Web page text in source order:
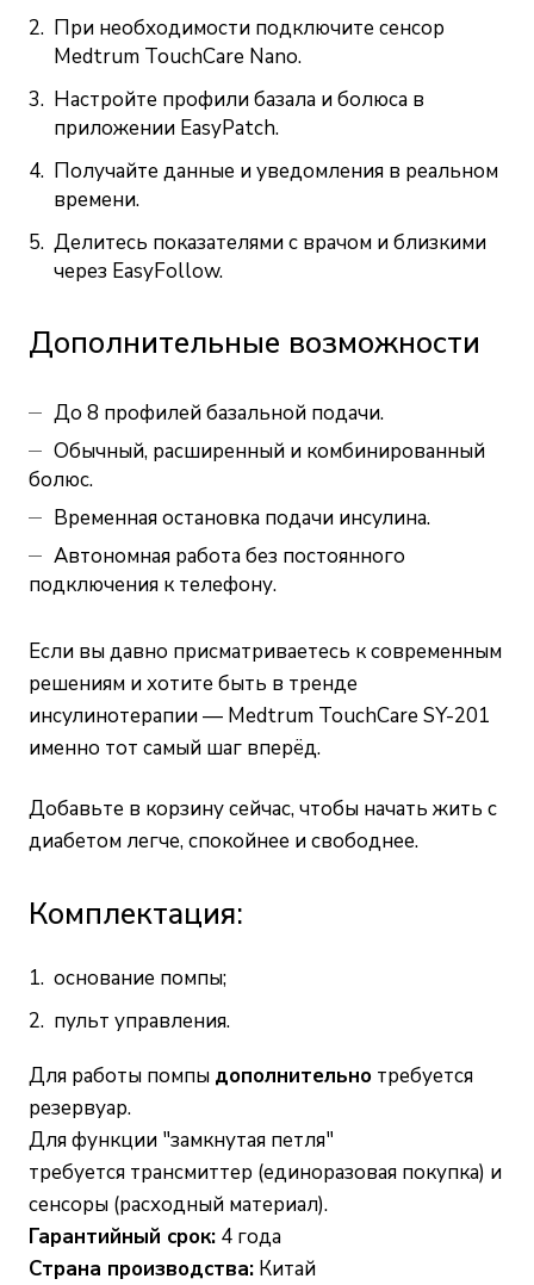
При необходимости подключите сенсор
Medtrum TouchCare Nano.
Настройте профили базала и болюса в
приложении EasyPatch.
Получайте данные и уведомления в реальном
времени.
Делитесь показателями с врачом и близкими
через EasyFollow.
Дополнительные возможности
До 8 профилей базальной подачи.
Обычный, расширенный и комбинированный
болюс.
Временная остановка подачи инсулина.
Автономная работа без постоянного
подключения к телефону.
Если вы давно присматриваетесь к современным
решениям и хотите быть в тренде
инсулинотерапии — Medtrum TouchCare SY-201
именно тот самый шаг вперёд.
Добавьте в корзину сейчас, чтобы начать жить с
диабетом легче, спокойнее и свободнее.
Комплектация:
основание помпы;
пульт управления.
Для работы помпы дополнительно требуется
резервуар.
Для функции "замкнутая петля"
требуется трансмиттер (единоразовая покупка) и
сенсоры (расходный материал).
Гарантийный срок: 4 года
Страна производства: Китай